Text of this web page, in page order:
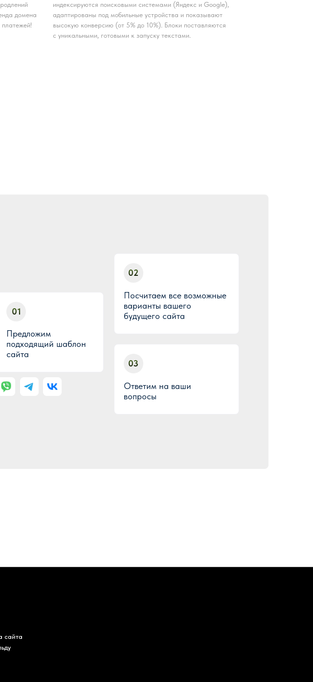
домена
индексируются поисковыми системами (Яндекс и Google),
адаптированы под мобильные устройства и показывают
высокую конверсию (от 5% до 10%). Блоки поставляются
с уникальными, готовыми к запуску текстами.
Предложим
подходящий шаблон
сайта
01
Посчитаем все возможные
варианты вашего
будущего сайта
02
Ответим на ваши
вопросы
03
сайта